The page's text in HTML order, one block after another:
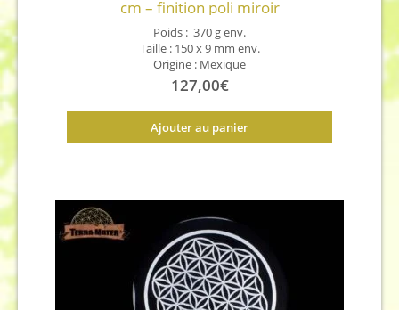
cm – finition poli miroir
Poids : 370 g env.
Taille : 150 x 9 mm env.
Origine : Mexique
127,00€
Ajouter au panier